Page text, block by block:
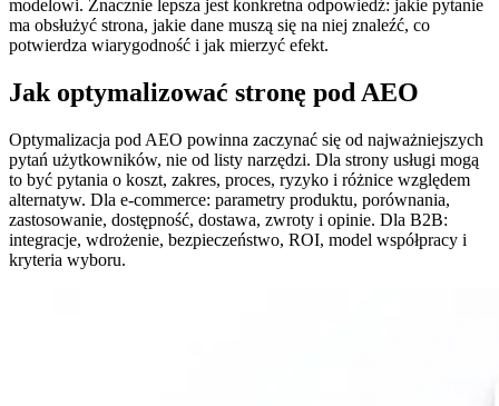
modelowi. Znacznie lepsza jest konkretna odpowiedź: jakie pytanie
ma obsłużyć strona, jakie dane muszą się na niej znaleźć, co
potwierdza wiarygodność i jak mierzyć efekt.
Jak optymalizować stronę pod AEO
Optymalizacja pod AEO powinna zaczynać się od najważniejszych
pytań użytkowników, nie od listy narzędzi. Dla strony usługi mogą
to być pytania o koszt, zakres, proces, ryzyko i różnice względem
alternatyw. Dla e-commerce: parametry produktu, porównania,
zastosowanie, dostępność, dostawa, zwroty i opinie. Dla B2B:
integracje, wdrożenie, bezpieczeństwo, ROI, model współpracy i
kryteria wyboru.